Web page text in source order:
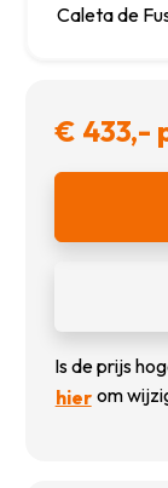
Caleta de
€ 433,-
Is de prijs
hier om